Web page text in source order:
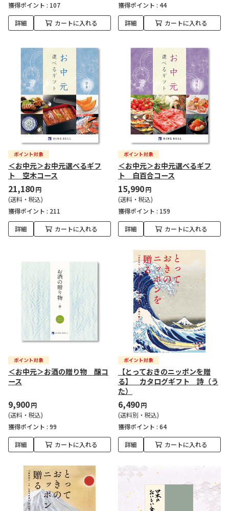
獲得ポイント : 107
詳細 カートに入れる
獲得ポイント : 44
詳細 カートに入れる
＜お中元＞お中元選べるギフ
ト 空木コース
21,180円
(送料・税込)
獲得ポイント : 211
詳細 カートに入れる
＜お中元＞お中元選べるギフ
ト 白百合コース
15,990円
(送料・税込)
獲得ポイント : 159
詳細 カートに入れる
＜お中元＞お酒の贈り物 醸コ
ース
9,900円
(送料・税込)
獲得ポイント : 99
詳細 カートに入れる
【とっておきのニッポンを贈
る】 カタログギフト 詩（う
た）
6,490円
(送料別・税込)
獲得ポイント : 64
詳細 カートに入れる